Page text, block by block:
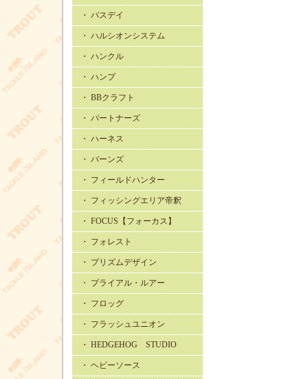
・ バスデイ
・ ハルシオンシステム
・ ハンクル
・ ハンプ
・ BBクラフト
・ パートナーズ
・ ハーネス
・ バーンズ
・ フィールドハンター
・ フィッシングエリア帝釈
・ FOCUS【フォーカス】
・ フォレスト
・ プリズムデザイン
・ プライアル・ルアー
・ フロッグ
・ フラッシュユニオン
・ HEDGEHOG STUDIO
・ ヘビーソース